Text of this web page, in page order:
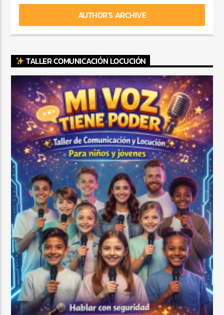
AUTHOR'S ARCHIVE
TALLER COMUNICACIÓN LOCUCIÓN